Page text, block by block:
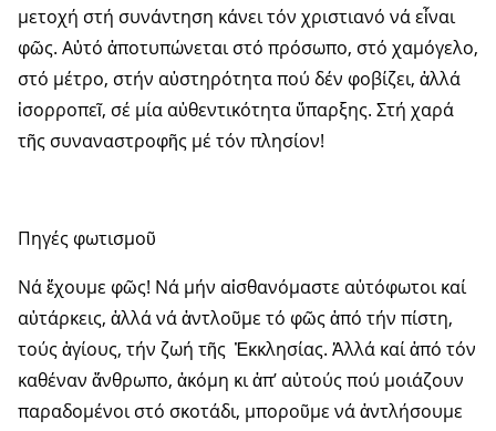
μετοχή στή συνάντηση κάνει τόν χριστιανό νά εἶναι
φῶς. Αὐτό ἀποτυπώνεται στό πρόσωπο, στό χαμόγελο,
στό μέτρο, στήν αὐστηρότητα πού δέν φοβίζει, ἀλλά
ἰσορροπεῖ, σέ μία αὐθεντικότητα ὕπαρξης. Στή χαρά
τῆς συναναστροφῆς μέ τόν πλησίον!
Πηγές φωτισμοῦ
Νά ἔχουμε φῶς! Νά μήν αἰσθανόμαστε αὐτόφωτοι καί
αὐτάρκεις, ἀλλά νά ἀντλοῦμε τό φῶς ἀπό τήν πίστη,
τούς ἁγίους, τήν ζωή τῆς Ἐκκλησίας. Ἀλλά καί ἀπό τόν
καθέναν ἄνθρωπο, ἀκόμη κι ἀπ’ αὐτούς πού μοιάζουν
παραδομένοι στό σκοτάδι, μποροῦμε νά ἀντλήσουμε